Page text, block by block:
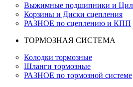
Выжимные подшипники и
Корзины и Диски сцепления
РАЗНОЕ по сцеплению и КПП
ТОРМОЗНАЯ СИСТЕМА
Колодки тормозные
Шланги тормозные
РАЗНОЕ по тормозной системе